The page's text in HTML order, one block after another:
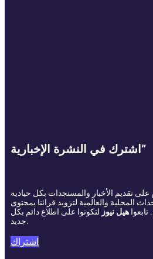
اشترك في النشرة الإخبارية”
تقديم الأخبار والمستجدات بكل حيادية
المحلية والعالمية لتزويد قرائنا بمحتوى
هيل نيوز لتكونوا على اطلاع دائم بكل
جديد.
اشتراك